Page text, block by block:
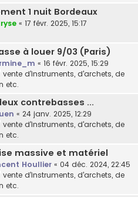
1 nuit Bordeaux
« 17 févr. 2025, 15:17
à louer 9/03 (Paris)
« 16 févr. 2025, 15:29
d'instruments, d'archets, de
etc.
contrebasses ...
« 24 janv. 2025, 12:29
d'instruments, d'archets, de
etc.
massive et matériel
Houllier « 04 déc. 2024, 22:45
d'instruments, d'archets, de
etc.